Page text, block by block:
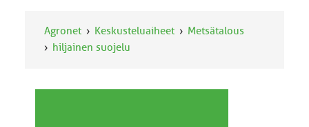
Agronet Keskusteluaiheet
Metsätalous
hiljainen suojelu